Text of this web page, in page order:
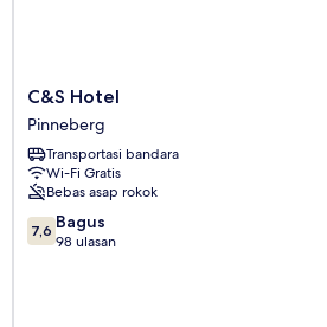
C&S
Hotel
Pinneberg
C&S Hotel
Pinneberg
Transportasi bandara
Wi-Fi Gratis
Bebas asap rokok
7.6
dari
7,6 Bagus
98 ulasan